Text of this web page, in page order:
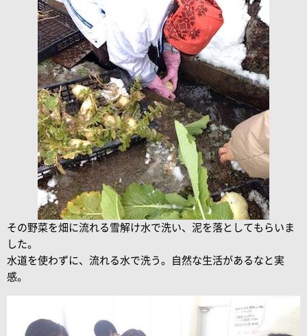
その野菜を畑に流れる雪解け水で洗い、泥を落としてもらいま
した。
水道を使わずに、流れる水で洗う。自然な生活があるなと実
感。